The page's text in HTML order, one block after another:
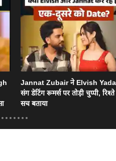
Jannat Zubair ने Elvish
संग डेटिंग रूमर्स पर तोड़ी चुप्पी,
सच बताया